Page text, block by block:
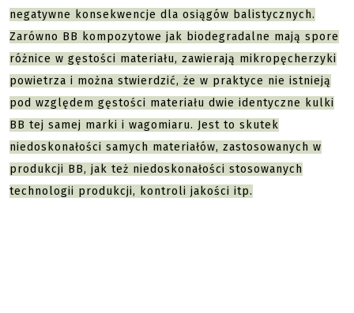
negatywne konsekwencje dla osiągów balistycznych.
Zarówno BB kompozytowe jak biodegradalne mają spore
różnice w gęstości materiału, zawierają mikropęcherzyki
powietrza i można stwierdzić, że w praktyce nie istnieją
pod względem gęstości materiału dwie identyczne kulki
BB tej samej marki i wagomiaru. Jest to skutek
niedoskonałości samych materiałów, zastosowanych w
produkcji BB, jak też niedoskonałości stosowanych
technologii produkcji, kontroli jakości itp.